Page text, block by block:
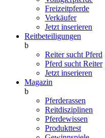
Freizeitpferde
Verkäufer
Jetzt inserieren
Reitbeteiligungen
b
Reiter sucht Pferd
Pferd sucht Reiter
Jetzt inserieren
Magazin
b
Pferderassen
Reitdisziplinen
Pferdewissen
Produkttest